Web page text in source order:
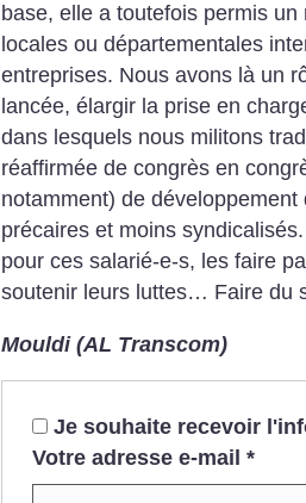
base, elle a toutefois permis un
locales ou départementales
entreprises. Nous avons là un
lancée, élargir la prise en
dans lesquels nous militons
réaffirmée de congrès en
notamment) de
précaires et moins
pour ces salarié-e-s, les faire
soutenir leurs luttes… Faire du
Mouldi (AL Transcom)
Je souhaite recevoir
Votre adresse e-mail *